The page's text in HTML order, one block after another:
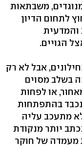
משבתאות
לתחום הדיון
והמדעית
הגויים.
אבל לא רק
בשלב מסוים
או לפחות
בהתפתחות
מתעכב עליה
יותר מנקודת
מעמדה של חוקר